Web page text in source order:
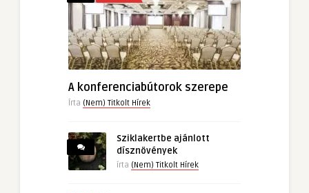
A konferenciabútorok szerepe
Írta (Nem) Titkolt Hírek
Sziklakertbe ajánlott
dísznövények
írta (Nem) Titkolt Hírek